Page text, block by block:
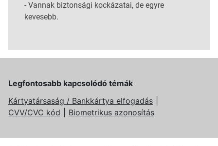
- Vannak biztonsági kockázatai, de egyre
kevesebb.
Legfontosabb kapcsolódó témák
Kártyatársaság / Bankkártya elfogadás
CVV/CVC kód
Biometrikus azonosítás